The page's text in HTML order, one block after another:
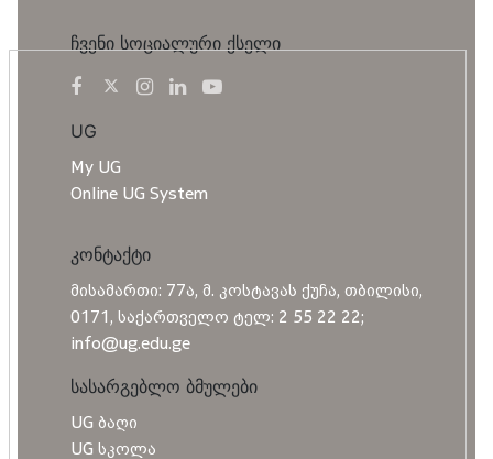
ჩვენი სოციალური ქსელი
UG
My UG
Online UG System
კონტაქტი
მისამართი: 77ა, მ. კოსტავას ქუჩა, თბილისი,
0171, საქართველო ტელ: 2 55 22 22;
info@ug.edu.ge
სასარგებლო ბმულები
UG ბაღი
UG სკოლა